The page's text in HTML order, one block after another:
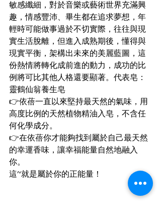
敏感纖細，對於音樂或藝術世界充滿興
趣，情感豐沛、畢生都在追求夢想，年
輕時可能做事過於不切實際，往往與現
實生活脫離，但進入成熟期後，懂得與
現實平衡，架構出未來的美麗藍圖，這
份熱情將轉化成前進的動力，成功的比
例將可比其他人格還要顯著。代表皂：
靈鶴仙翁養生皂
👉依蓓一直以來堅持最天然的氣味，用
高度比例的天然植物精油入皂，不含任
何化學成分。
👉在依蓓你才能夠找到屬於自己最天然
的幸運香味，讓幸福能量自然地融入
你。
這~就是屬於你的正能量！